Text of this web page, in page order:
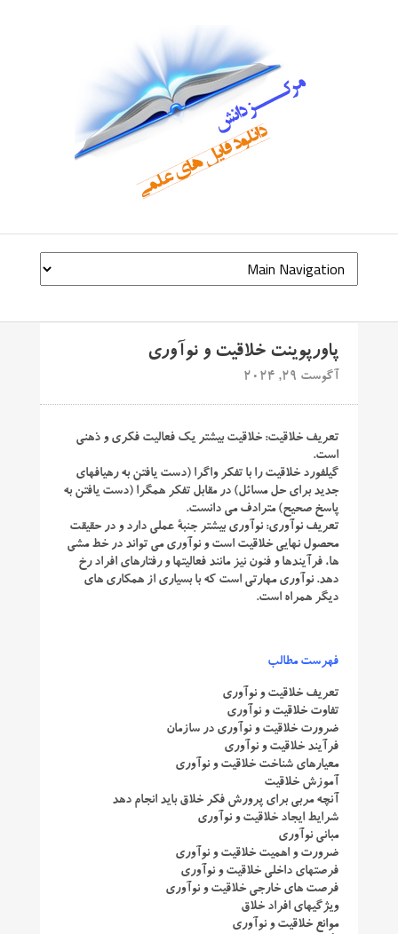
پاورپوینت خلاقیت و نوآوری
آگوست 29, 2024
تعریف خلاقیت: خلاقیت بیشتر یک فعالیت فکری و ذهنی
است.
گیلفورد خلاقیت را با تفکر واگرا (دست یافتن به رهیافهای
جدید برای حل مسائل) در مقابل تفکر همگرا (دست یافتن به
پاسخ صحیح) مترادف می دانست.
تعریف نوآوری: نوآوری بیشتر جنبۀ عملی دارد و در حقیقت
محصول نهایی خلاقیت است و نوآوری می تواند در خط مشی
ها، فرآیندها و فنون نیز مانند فعالیتها و رفتارهای افراد رخ
دهد. نوآوری مهارتی است که با بسیاری از همکاری های
دیگر همراه است.
فهرست مطالب
تعریف خلاقیت و نوآوری
تفاوت خلاقیت و نوآوری
ضرورت خلاقیت و نوآوری در سازمان
فرآیند خلاقیت و نوآوری
معیارهای شناخت خلاقیت و نوآوری
آموزش خلاقیت
آنچه مربی برای پرورش فکر خلاق باید انجام دهد
شرایط ایجاد خلاقیت و نوآوری
مبانی نوآوری
ضرورت و اهمیت خلاقیت و نوآوری
فرصتهای داخلی خلاقیت و نوآوری
فرصت های خارجی خلاقیت و نوآوری
ویژگیهای افراد خلاق
موانع خلاقیت و نوآوری